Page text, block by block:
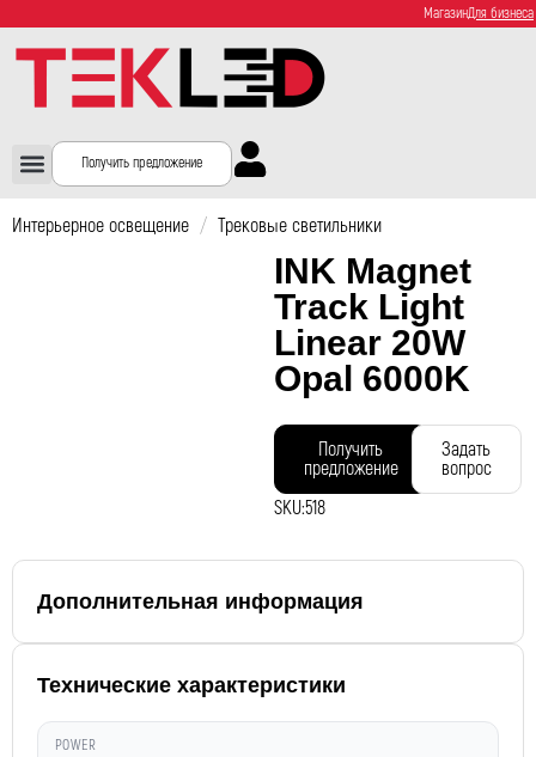
МагазинДля бизнеса
Получить предложение
Интерьерное освещение / Трековые светильники
INK Magnet
Track Light
Linear 20W
Opal 6000K
Получить
предложение
Задать
вопрос
SKU:518
Дополнительная информация
Технические характеристики
POWER